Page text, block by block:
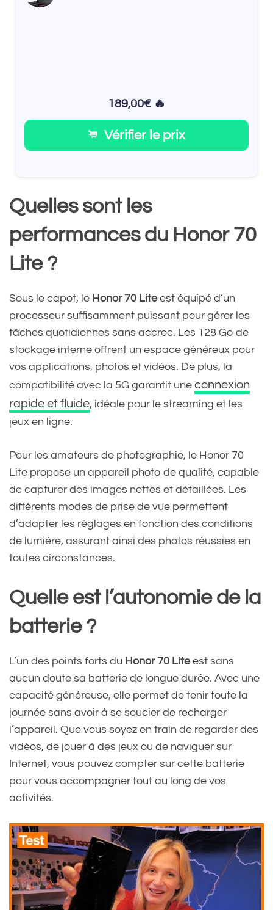
189,00€ 🔥
Vérifier le prix
Quelles sont les
performances du Honor 70
Lite ?
Sous le capot, le Honor 70 Liteest équipé d’un
processeur suffisamment puissant pour gérer les
tâches quotidiennes sans accroc. Les 128 Go de
stockage interne offrent un espace généreux pour
vos applications, photos et vidéos. De plus, la
compatibilité avec la 5G garantit une connexion
rapide et fluide, idéale pour le streaming et les
jeux en ligne.
Pour les amateurs de photographie, le Honor 70
Lite propose un appareil photo de qualité, capable
de capturer des images nettes et détaillées. Les
différents modes de prise de vue permettent
d’adapter les réglages en fonction des conditions
de lumière, assurant ainsi des photos réussies en
toutes circonstances.
Quelle est l’autonomie de la
batterie ?
L’un des points forts du Honor 70 Liteest sans
aucun doute sa batterie de longue durée. Avec une
capacité généreuse, elle permet de tenir toute la
journée sans avoir à se soucier de recharger
l’appareil. Que vous soyez en train de regarder des
vidéos, de jouer à des jeux ou de naviguer sur
Internet, vous pouvez compter sur cette batterie
pour vous accompagner tout au long de vos
activités.